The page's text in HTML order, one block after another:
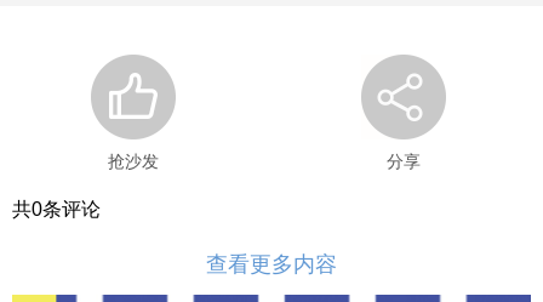
抢沙发 分享
共0条评论
查看更多内容